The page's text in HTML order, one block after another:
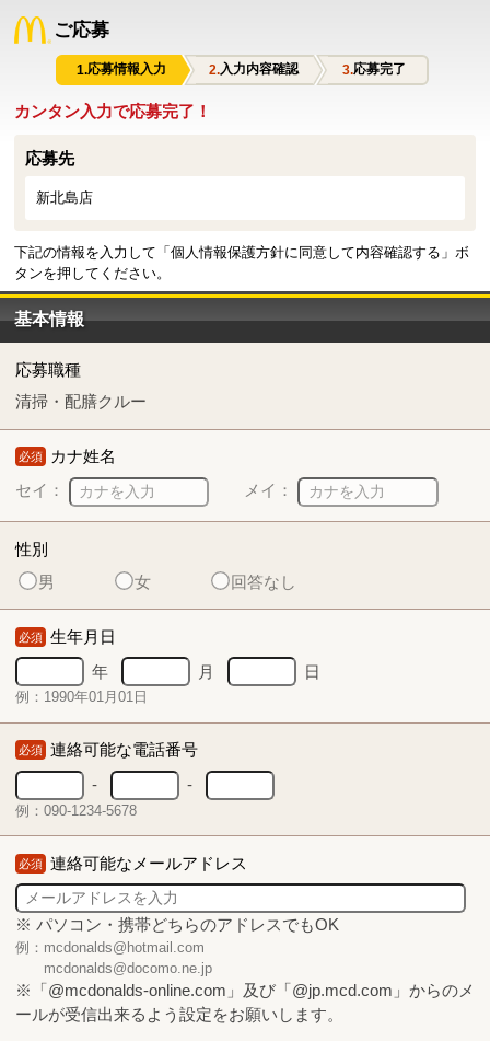
ご応募
応募情報入力 入力内容確認 応募完了
カンタン入力で応募完了！
応募先
新北島店
下記の情報を入力して「個人情報保護方針に同意して内容確認する」ボ
タンを押してください。
基本情報
応募職種
清掃・配膳クルー
必須 カナ姓名
セイ：
メイ：
性別
男
女 回答なし
必須 生年月日
年
月 日
例：1990年01月01日
必須 連絡可能な電話番号
-
-
例：090-1234-5678
必須 連絡可能なメールアドレス
※ パソコン・携帯どちらのアドレスでもOK
例：mcdonalds@hotmail.com
mcdonalds@docomo.ne.jp
※「@mcdonalds-online.com」及び「@jp.mcd.com」からのメ
ールが受信出来るよう設定をお願いします。